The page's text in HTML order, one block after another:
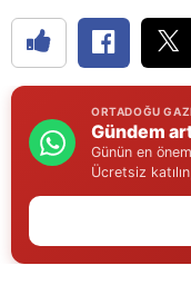
ORTADOĞU
Gündem
Günün en
Ücretsiz